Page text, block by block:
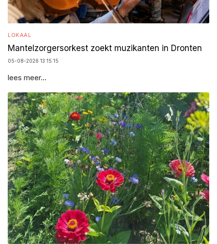
LOKAAL
Mantelzorgersorkest zoekt muzikanten in Dronten
05-08-2026 13:15:15
lees meer...